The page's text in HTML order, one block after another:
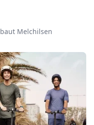
Melchilsen